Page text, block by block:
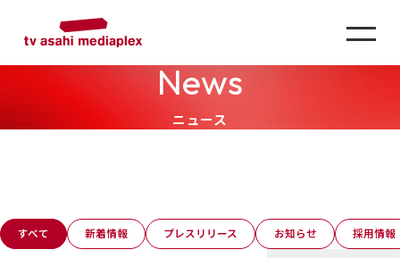
News
ニュース
すべて 新着情報 プレスリリース お知らせ 採用情報